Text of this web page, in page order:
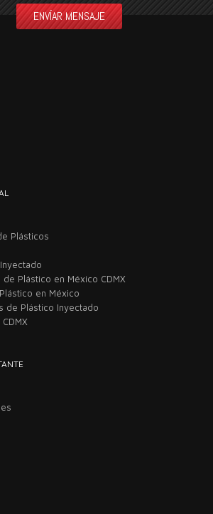
Plásticos
Plástico en México CDMX
en México
de Plástico Inyectado